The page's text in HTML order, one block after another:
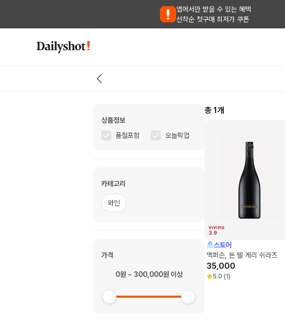
앱에서만 받을 수 있는 혜택
선착순 첫구매 최저가 쿠폰
상품정보
품절포함
오늘픽업
카테고리
와인
가격
0원 ~ 300,000원 이상
총 1개
3.9
스토어
맥퍼슨, 돈 텔 게리 쉬라즈
35,000
5.0 (1)